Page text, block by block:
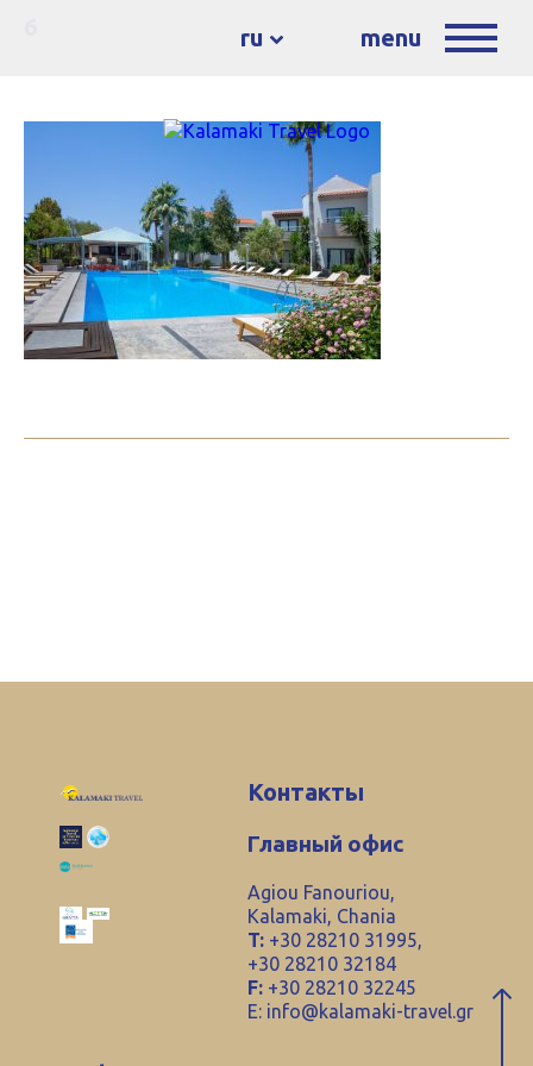
ru menu
Контакты
Главный офис
Agiou Fanouriou,
Kalamaki, Chania
T: +30 28210 31995,
+30 28210 32184
F: +30 28210 32245
E: info@kalamaki-travel.gr